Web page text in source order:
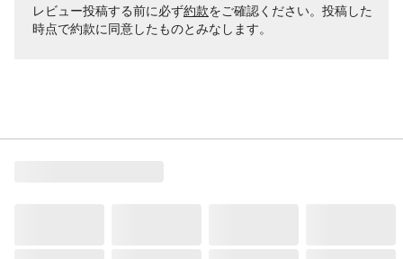
レビュー投稿する前に必ず約款をご確認ください。投稿した
時点で約款に同意したものとみなします。